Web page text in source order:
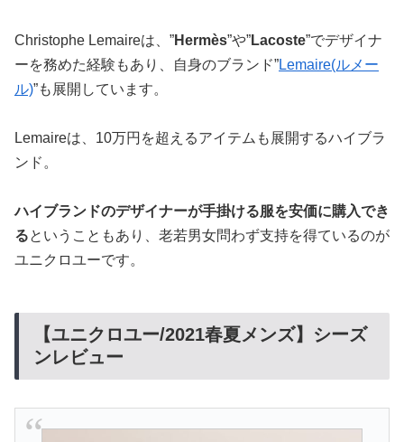
Christophe Lemaireは、”Hermès”や”Lacoste”でデザイナ
ーを務めた経験もあり、自身のブランド”Lemaire(ルメー
ル)”も展開しています。
Lemaireは、10万円を超えるアイテムも展開するハイブラ
ンド。
ハイブランドのデザイナーが手掛ける服を安価に購入でき
るということもあり、老若男女問わず支持を得ているのが
ユニクロユーです。
【ユニクロユー/2021春夏メンズ】シーズ
ンレビュー